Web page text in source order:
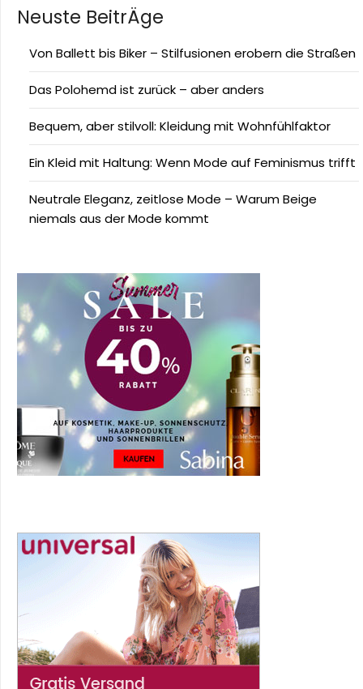
Neuste BeitrÄge
Von Ballett bis Biker – Stilfusionen erobern die Straßen
Das Polohemd ist zurück – aber anders
Bequem, aber stilvoll: Kleidung mit Wohnfühlfaktor
Ein Kleid mit Haltung: Wenn Mode auf Feminismus trifft
Neutrale Eleganz, zeitlose Mode – Warum Beige
niemals aus der Mode kommt